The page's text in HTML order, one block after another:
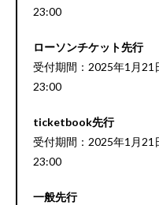
23:00
ローソンチケット先行
受付期間：2025年1月21
23:00
ticketbook先行
受付期間：2025年1月21
23:00
一般先行